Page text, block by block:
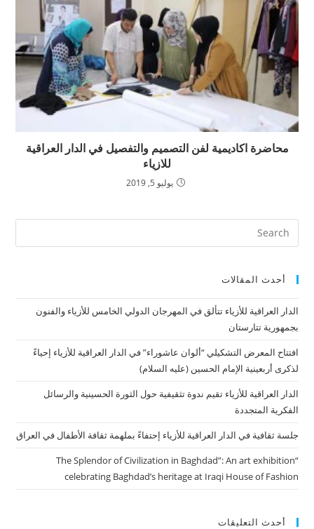
محاضرة اكاديمية لفن التصميم والتفصيل في الدار العراقية
للازياء
يوليو 5, 2019
أحدث المقالات
الدار العراقية للأزياء تتألق في المهرجان الدولي الخامس للأزياء والفنون
بجمهورية تتارستان
افتتاح المعرض التشكيلي “ألوان عاشوراء” في الدار العراقية للأزياء إحياءً
لذكرى أربعينية الإمام الحسين (عليه السلام)
الدار العراقية للأزياء تقيم ندوة تثقيفية حول الثورة الحسينية والرسائل
الفكرية المتجددة
جلسة ثقافية في الدار العراقية للأزياء إحتفاءً بملهمة ثقافة الأطفال في العراق
“The Splendor of Civilization in Baghdad”: An art exhibition
celebrating Baghdad’s heritage at Iraqi House of Fashion
أحدث التعليقات